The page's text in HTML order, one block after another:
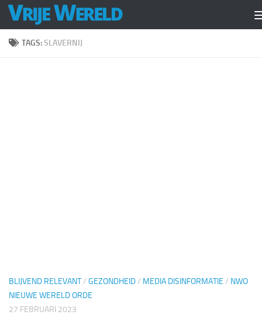
Doorgaan naar inhoud
TAGS:SLAVERNIJ
BLIJVEND RELEVANT/ GEZONDHEID/ MEDIA DISINFORMATIE / NWO
NIEUWE WERELD ORDE
27 FEBRUARI 2023